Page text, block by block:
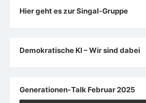
Hier geht es zur Singal-Gruppe
Demokratische KI – Wir sind dabei
Generationen-Talk Februar 2025